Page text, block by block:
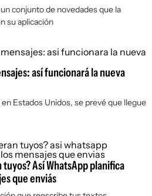
conjunto de novedades que la
su aplicación
así funcionará la nueva
Estados Unidos, se prevé que llegue
tuyos? Así WhatsApp planifica
que enviás